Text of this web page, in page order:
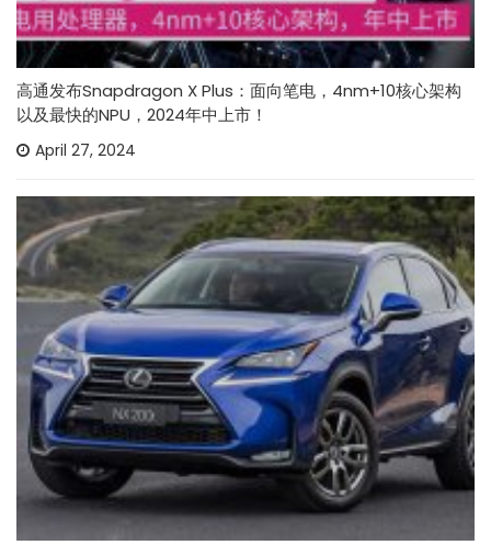
高通发布Snapdragon X Plus：面向笔电，4nm+10核心架构
以及最快的NPU，2024年中上市！
April 27, 2024